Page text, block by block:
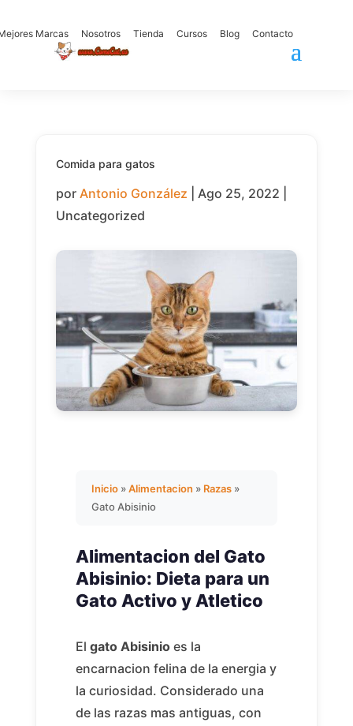
Marcas Nosotros Tienda Cursos Blog Contacto
Comida para gatos
por Antonio González Ago 25, 2022
Uncategorized
Inicio»Alimentacion » Razas»
Gato Abisinio
Alimentacion del Gato
Abisinio: Dieta para un
Gato Activo y Atletico
El gato Abisinioes la
encarnacion felina de la energia y
la curiosidad. Considerado una
de las razas mas antiguas, con